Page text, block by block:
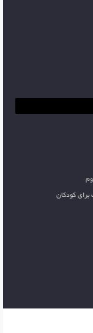
برای کودکان